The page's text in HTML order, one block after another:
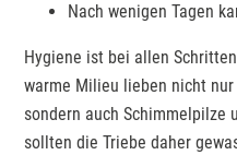
Nach wenigen Tagen
Hygiene ist bei allen
warme Milieu lieben nicht
sondern auch Schimmelpilze
sollten die Triebe daher